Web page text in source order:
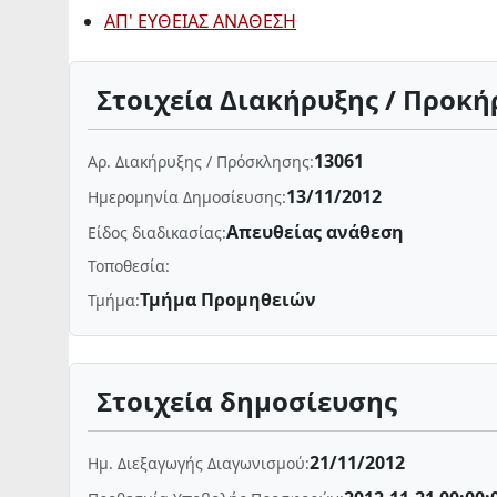
ΑΠ' ΕΥΘΕΙΑΣ ΑΝΑΘΕΣΗ
Στοιχεία Διακήρυξης /
Αρ. Διακήρυξης / Πρόσκλησης:13061
Ημερομηνία Δημοσίευσης:13/11/2012
Είδος διαδικασίας:Απευθείας ανάθεση
Τοποθεσία:
Τμήμα:Τμήμα Προμηθειών
Στοιχεία δημοσίευσης
Ημ. Διεξαγωγής Διαγωνισμού:21/11/2012